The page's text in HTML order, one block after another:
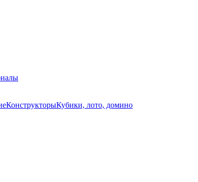
КонструкторыКубики, лото, домино